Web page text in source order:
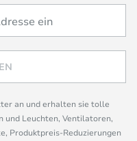
an und erhalten sie tolle
und Leuchten, Ventilatoren,
Produktpreis-Reduzierungen